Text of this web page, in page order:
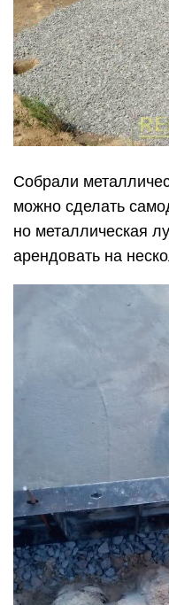
Собрали
можно сделать
но металлическая
арендовать на